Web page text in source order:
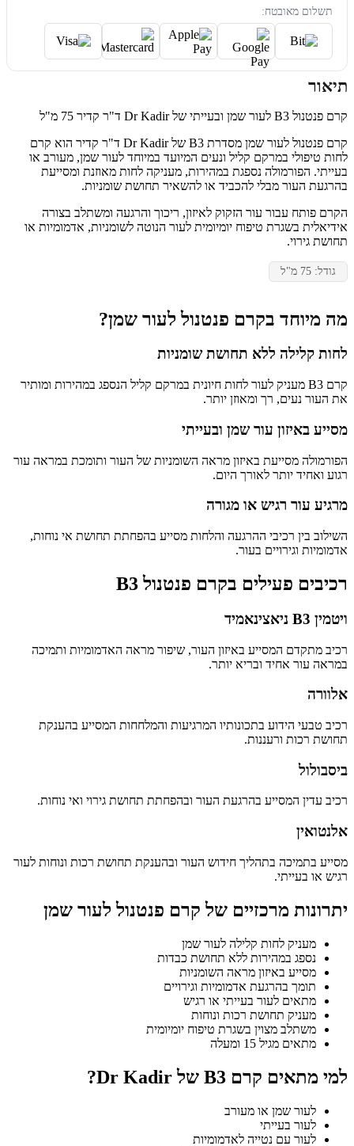
תשלום מאובטח:
תיאור
קרם פנטנול B3 לעור שמן ובעייתי של Dr Kadir ד"ר קדיר 75 מ"ל
קרם פנטנול לעור שמן מסדרת B3 של Dr Kadir ד"ר קדיר הוא קרם
לחות טיפולי במרקם קליל ונעים המיועד במיוחד לעור שמן, מעורב או
בעייתי. הפורמולה נספגת במהירות, מעניקה לחות מאוזנת ומסייעת
בהרגעת העור מבלי להכביד או להשאיר תחושת שומניות.
הקרם פותח עבור עור הזקוק לאיזון, ריכוך והרגעה ומשתלב בצורה
אידיאלית בשגרת טיפוח יומיומית לעור הנוטה לשומניות, אדמומיות או
תחושת גירוי.
גודל: 75 מ"ל
מה מיוחד בקרם פנטנול לעור שמן?
לחות קלילה ללא תחושת שומניות
קרם B3 מעניק לעור לחות חיונית במרקם קליל הנספג במהירות ומותיר
את העור נעים, רך ומאוזן יותר.
מסייע באיזון עור שמן ובעייתי
הפורמולה מסייעת באיזון מראה השומניות של העור ותומכת במראה עור
רגוע ואחיד יותר לאורך היום.
מרגיע עור רגיש או מגורה
השילוב בין רכיבי ההרגעה והלחות מסייע בהפחתת תחושת אי נוחות,
אדמומיות וגירויים בעור.
רכיבים פעילים בקרם פנטנול B3
ויטמין B3 ניאצינאמיד
רכיב מתקדם המסייע באיזון העור, שיפור מראה האדמומיות ותמיכה
במראה עור אחיד ובריא יותר.
אלוורה
רכיב טבעי הידוע בתכונותיו המרגיעות והמלחחות המסייע בהענקת
תחושת רכות ורעננות.
ביסבולול
רכיב עדין המסייע בהרגעת העור ובהפחתת תחושת גירוי ואי נוחות.
אלנטואין
מסייע בתמיכה בתהליך חידוש העור ובהענקת תחושת רכות ונוחות לעור
רגיש או בעייתי.
יתרונות מרכזיים של קרם פנטנול לעור שמן
מעניק לחות קלילה לעור שמן
נספג במהירות ללא תחושת כבדות
מסייע באיזון מראה השומניות
תומך בהרגעת אדמומיות וגירויים
מתאים לעור בעייתי או רגיש
מעניק תחושת רכות ונוחות
משתלב מצוין בשגרת טיפוח יומיומית
מתאים מגיל 15 ומעלה
למי מתאים קרם B3 של Dr Kadir?
לעור שמן או מעורב
לעור בעייתי
לעור עם נטייה לאדמומיות